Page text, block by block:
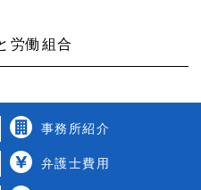
労働組合
事務所紹介
弁護士費用